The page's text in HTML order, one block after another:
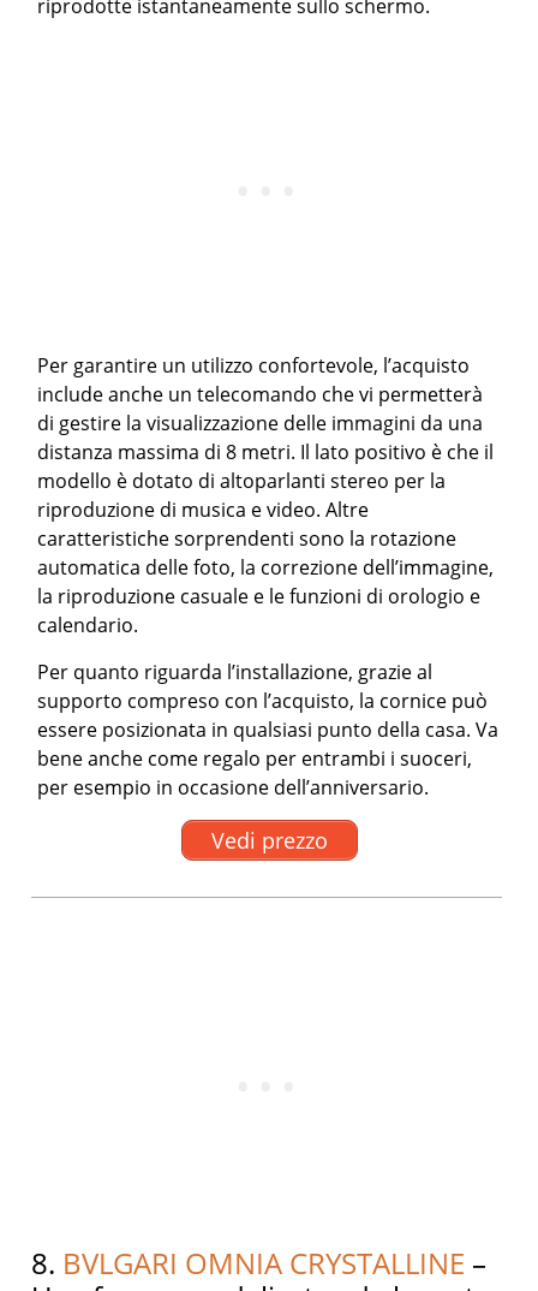
riprodotte istantaneamente sullo schermo.
Per garantire un utilizzo confortevole, l’acquisto
include anche un telecomando che vi permetterà
di gestire la visualizzazione delle immagini da una
distanza massima di 8 metri. Il lato positivo è che il
modello è dotato di altoparlanti stereo per la
riproduzione di musica e video. Altre
caratteristiche sorprendenti sono la rotazione
automatica delle foto, la correzione dell’immagine,
la riproduzione casuale e le funzioni di orologio e
calendario.
Per quanto riguarda l’installazione, grazie al
supporto compreso con l’acquisto, la cornice può
essere posizionata in qualsiasi punto della casa. Va
bene anche come regalo per entrambi i suoceri,
per esempio in occasione dell’anniversario.
Vedi prezzo
8. BVLGARI OMNIA CRYSTALLINE –